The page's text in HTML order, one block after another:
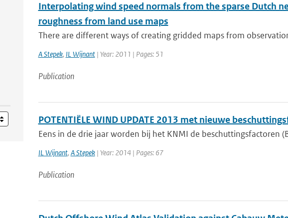
Interpolating wind speed normals from the sparse Dutch
roughness from land use maps
There are different ways of creating gridded maps from
A Stepek, IL Wijnant| Year: 2011 | Pages: 51
Publication
POTENTIËLE WIND UPDATE 2013 met nieuwe
Eens in de drie jaar worden bij het KNMI de beschuttingsfactoren
IL Wijnant, A Stepek| Year: 2014 | Pages: 67
Publication